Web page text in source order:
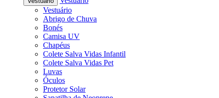
Vestuário
Abrigo de Chuva
Bonés
Camisa UV
Chapéus
Colete Salva Vidas Infantil
Colete Salva Vidas Pet
Luvas
Óculos
Protetor Solar